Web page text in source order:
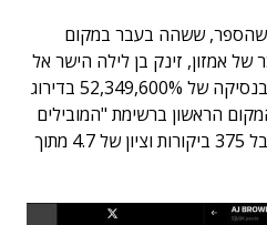
שהספר, ששהה בעבר במקום
המכר של אמזון, זינק בן לילה הישר אל
המקום הראשון באתר. מדובר בנסיקה של 52,349,600% בדירוג
הראשון ברשימת "המובילים
והמטלטלים" של אמזון, וכן קיבל 375 ביקורות וציון של 4.7 מתוך